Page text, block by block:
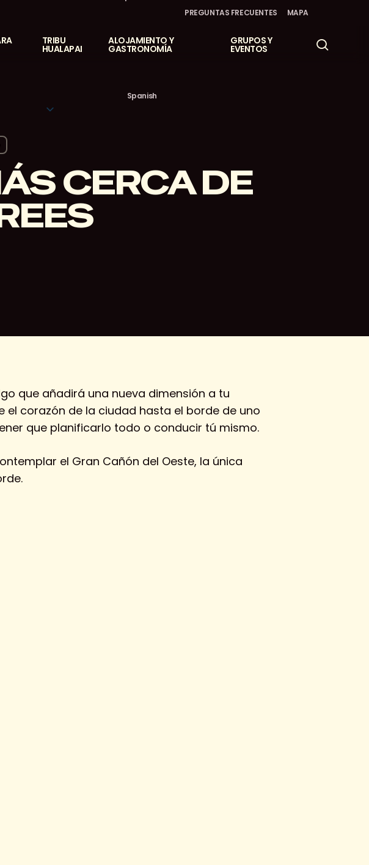
Spanish
PREGUNTAS FRECUENTES MAPA
TRIBU
HUALAPAI
ALOJAMIENTO Y
GASTRONOMÍA
GRUPOS Y
EVENTOS
CERCA DE
que añadirá una nueva dimensión a tu
el corazón de la ciudad hasta el borde de uno
que planificarlo todo o conducir tú mismo.
el Gran Cañón del Oeste, la única